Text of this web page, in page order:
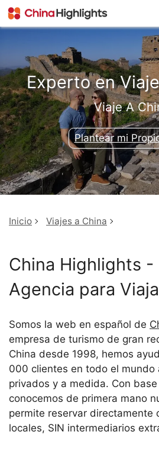
Experto en
Viaje A
Plantear mi
Inicio Viajes a China
China Highlights -
Agencia para
Somos la web en español de
empresa de turismo de gran
China desde 1998, hemos
000 clientes en todo el mundo
privados y a medida. Con
conocemos de primera mano
permite reservar directamente
locales, SIN intermediarios